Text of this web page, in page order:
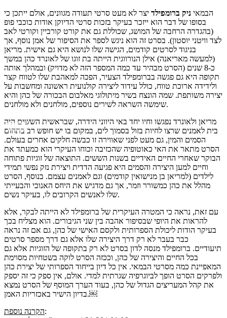
הבמאי ניק ברומפילד יצר לא מעט סרטי תעודה מגוונים, אולם ייתכן כי
בסופו של דבר הוא ייזכר בעיקר בזכות סרטי הדיוקן אודות כוכבי פופ
(בהגדרה הרחבה של המושג, שכוללת גם את קורט קורביין וקורטי לאב
לצד וויטני יוסטון). בסרט זה הוא ניגש לספר את הסיפור של אמן נוסף, אך
בניגוד לסרטים קודמים, הגישה שלו לנושא היא גם אישית. מריאן
(למעשה מאריאנה) אילן הנורווגית הייתה בת זוגו של לאונרד כהן במשך
כ-8 שנים (הסרט מבהיר עד כמה המספר הזה לא מדויק) ובמהלך אותה
תקופה היא גם פגשה בברומפילד הצעיר, הפכה למאהבת שלו לטווח קצר
ולידידה ארוכת טווח, כולל עידוד ליצירה קולנועית ראשונה ומחשבות על
יצירה משותפת. שמה הונצח בשיר מיתולוגי מאלבום הבכורה של כהן והיא
שימשה השראה לשירים נוספים, מולחנים ולא מולחנים.
מריאן ולאונרד נפגשו וחיו יחד באי היווני הידרה, שבראשית הששים היה
בית לאמנים שרצו לחיות בזול בסמוך לים, במקום בו יש חופש רב בתחום
הסמים והמין, גם מעט לפני שאווירה זו כבשה חלקים אחרים בעולם.
הסרט מתאר את האי כאוטופיה שהכזיבה וכוחו העיקרי הוא כמעתד את
הבוקר שאחרי החיים האידיים בשנות הששים. התוצאה של זוגיות פתוחה
וחיים למען היצירה והסמים היא פגיעה הדדית ויצירת נזק נפשי תמידי
לילדים (למריאן בן מנישואין קודמים) וגם לאמנים עצמם. בנוסף, הסרט
מהלל את כהן כמשורר וזמר, אך גם מדגיש את היחס האנוכי והבעייתי
שלו לאנשים הקרובים לו, בעיקר נשים.
עם זאת, נראה כי המטרה העיקרית של ברומפילד לא הייתה לבקר, אלא
להראות את היופי שבסיפור אהבה בין שני הגיבורים. הוא מצליח בכך
בעיקר הודות ליכולת הספרותית ולקסם האישי של כהן, גם אם זה נראה
כבר בעבר לא רק דרך היצירה שלו אלא גם דרך מספר סרטים
תיעודיים. ברומפילד מנסה לדון בסרט לא רק בתקופה של הזוגיות אלא גם
בכל החיים והיצירה של כהן, וככזה הסרט לוקה בשטחיות מסוימת
המאפיינת כמה מסרטי הבמאי. אין כל דיון בייחוד הספרותי של יצירת כהן
ולפרקים הסרט הופך לביוגרפיה שגרתית למדי. אולם, אין ספק כי זה יספק
את קהל המעריצים הגדול של כהן, בעוד הערך המוסף של הסרט נמצא
בדיון הישיר באכזריות האמן.￼
הקרנה נוספת: